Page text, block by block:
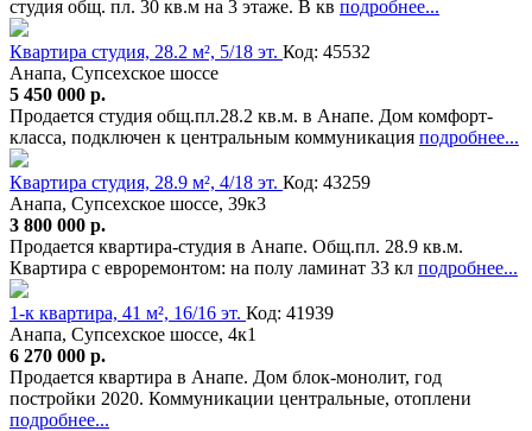
студия общ. пл. 30 кв.м на 3 этаже. В кв подробнее...
Квартира студия, 28.2 м², 5/18 эт. Код: 45532
Анапа, Супсехское шоссе
5 450 000 р.
Продается студия общ.пл.28.2 кв.м. в Анапе. Дом комфорт-
класса, подключен к центральным коммуникация подробнее...
Квартира студия, 28.9 м², 4/18 эт. Код: 43259
Анапа, Супсехское шоссе, 39к3
3 800 000 р.
Продается квартира-студия в Анапе. Общ.пл. 28.9 кв.м.
Квартира с евроремонтом: на полу ламинат 33 кл подробнее...
1-к квартира, 41 м², 16/16 эт. Код: 41939
Анапа, Супсехское шоссе, 4к1
6 270 000 р.
Продается квартира в Анапе. Дом блок-монолит, год
постройки 2020. Коммуникации центральные, отоплени
подробнее...